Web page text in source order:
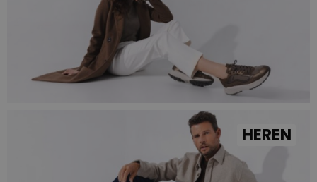
HEREN